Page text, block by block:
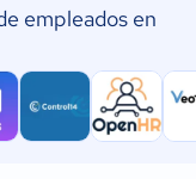
empleados en